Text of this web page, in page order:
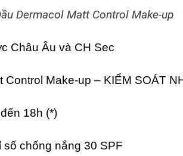
Dermacol Matt Control Make-up
Châu Âu và CH Sec
Make-up – KIỂM SOÁT
18h (*)
chống nắng 30 SPF